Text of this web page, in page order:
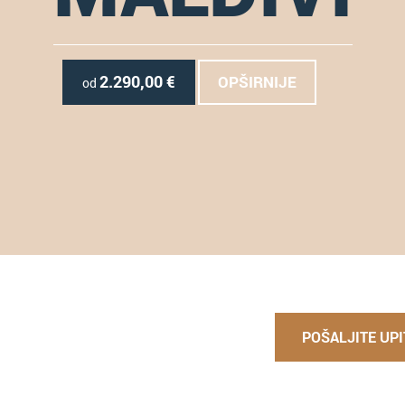
od 2.290,00€ OPŠIRNIJE
POŠALJITE